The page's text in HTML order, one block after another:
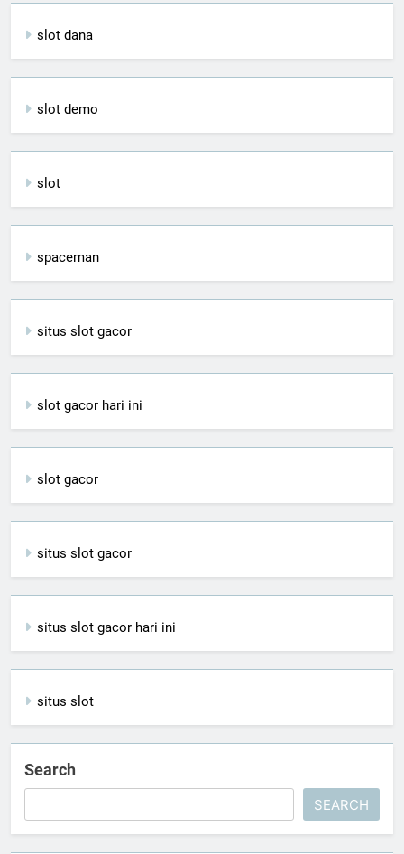
slot dana
slot demo
slot
spaceman
situs slot gacor
slot gacor hari ini
slot gacor
situs slot gacor
situs slot gacor hari ini
situs slot
Search
SEARCH